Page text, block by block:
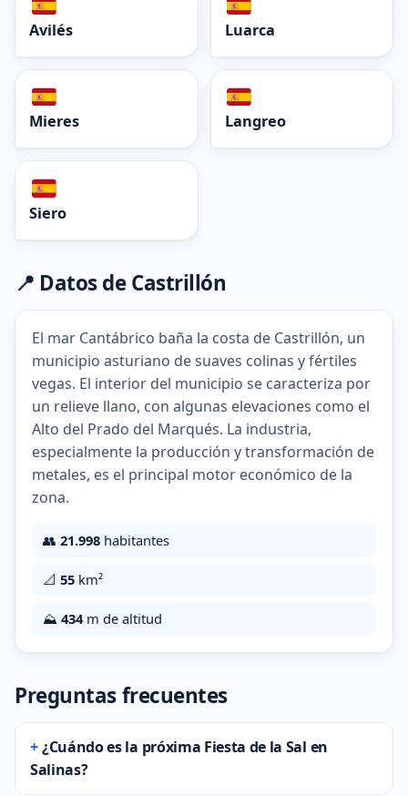
Avilés Luarca
Mieres Langreo
Siero
📍 Datos de Castrillón
El mar Cantábrico baña la costa de Castrillón, un
municipio asturiano de suaves colinas y fértiles
vegas. El interior del municipio se caracteriza por
un relieve llano, con algunas elevaciones como el
Alto del Prado del Marqués. La industria,
especialmente la producción y transformación de
metales, es el principal motor económico de la
zona.
👥 21.998 habitantes
📐 55 km²
⛰️ 434m de altitud
Preguntas frecuentes
¿Cuándo es la próxima Fiesta de la Sal en
Salinas?